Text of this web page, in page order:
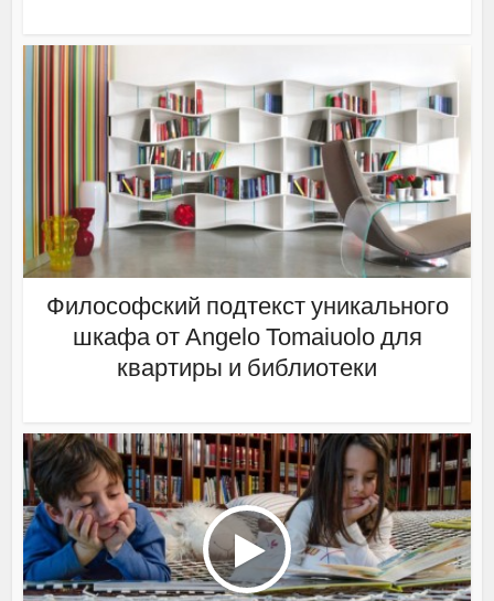
Философский подтекст уникального
шкафа от Angelo Tomaiuolo для
квартиры и библиотеки